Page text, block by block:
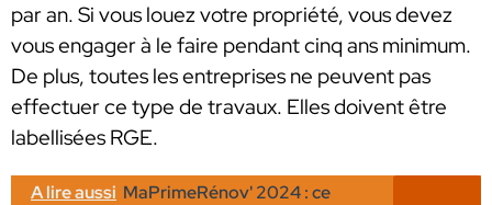
par an. Si vous louez votre propriété, vous devez
vous engager à le faire pendant cinq ans minimum.
De plus, toutes les entreprises ne peuvent pas
effectuer ce type de travaux. Elles doivent être
labellisées RGE.
A lire aussi MaPrimeRénov' 2024 : ce